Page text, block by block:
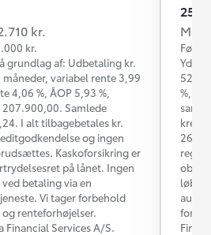
kr.
kr.
grundlag af: Udbetaling kr.
variabel rente 3,99
4,06 %, ÅOP 5,93 %,
Samlede
I alt tilbagebetales kr.
og ingen
Kaskoforsikring er
på lånet. Ingen
betaling via en
Vi tager forbehold
renteforhøjelser.
Financial Services A/S.
%,
for